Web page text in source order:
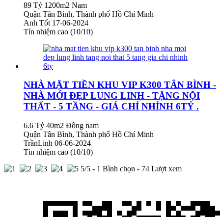
89 Tỷ 1200m2 Nam
Quận Tân Bình, Thành phố Hồ Chí Minh
Anh Tốt 17-06-2024
Tín nhiệm cao (10/10)
NHÀ MẶT TIỀN KHU VIP K300 TÂN BÌNH -
NHÀ MỚI ĐẸP LUNG LINH - TẶNG NỘI
THẤT - 5 TẦNG - GIÁ CHỈ NHỈNH 6TỶ .
6.6 Tỷ 40m2 Đông nam
Quận Tân Bình, Thành phố Hồ Chí Minh
TrầnLinh 06-06-2024
Tín nhiệm cao (10/10)
5/5 - 1 Bình chọn - 74 Lượt xem